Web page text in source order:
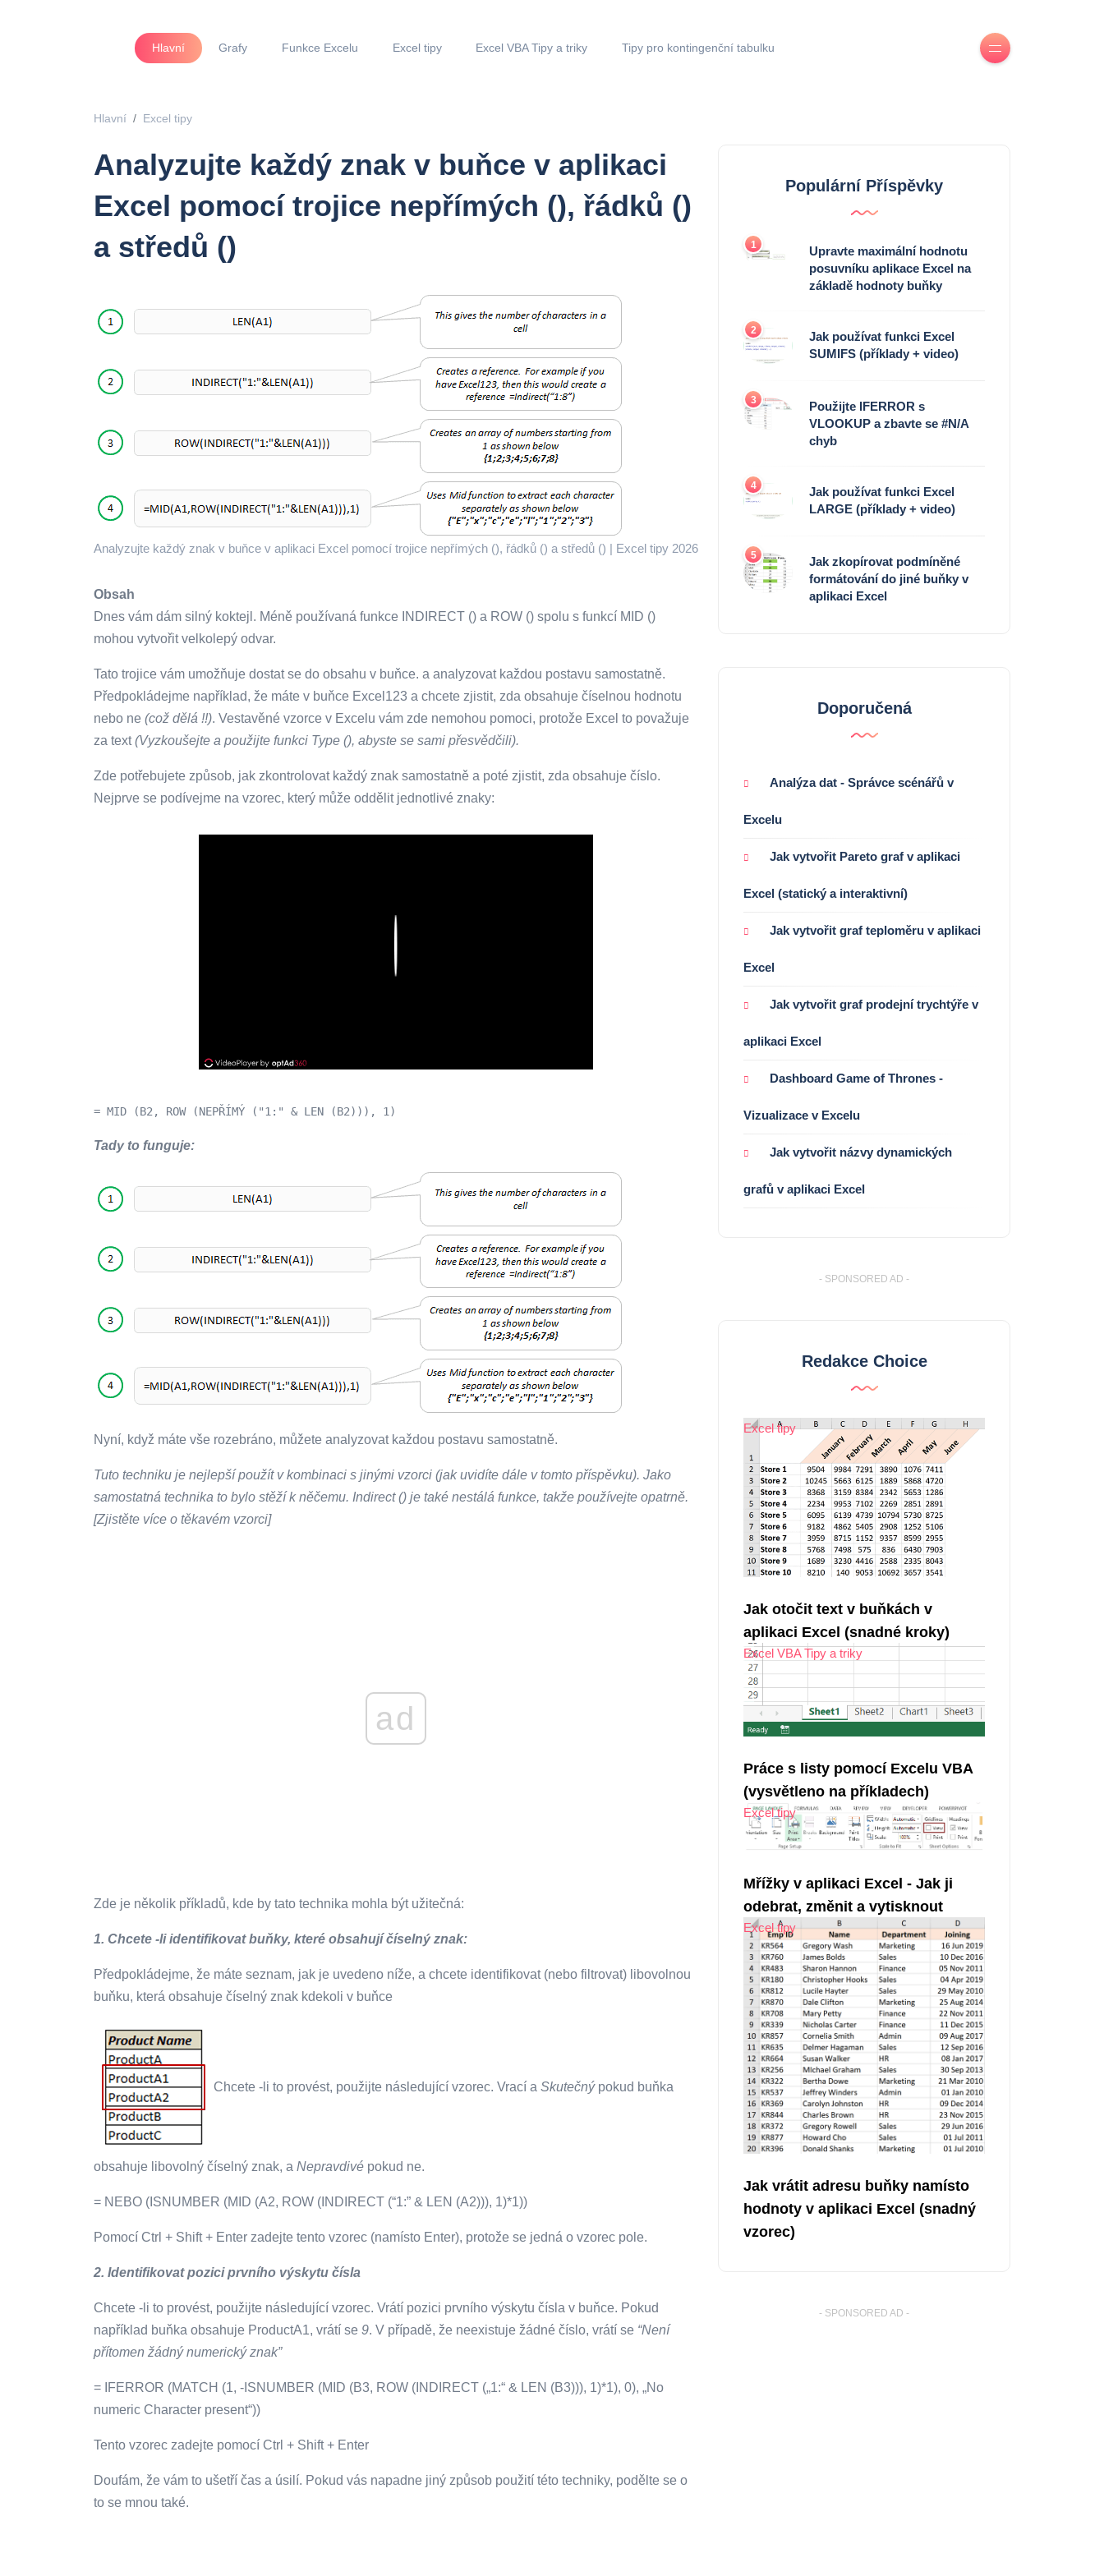
Hlavní Grafy Funkce Excelu Excel tipy Excel VBA Tipy a triky Tipy pro kontingenční tabulku
Hlavní Excel tipy
Analyzujte každý znak v buňce v aplikaci
Excel pomocí trojice nepřímých (), řádků ()
a středů ()
Analyzujte každý znak v buňce v aplikaci Excel pomocí trojice nepřímých (), řádků () a středů () | Excel tipy 2026
Obsah
Dnes vám dám silný koktejl. Méně používaná funkce INDIRECT () a ROW () spolu s funkcí MID ()
mohou vytvořit velkolepý odvar.
Tato trojice vám umožňuje dostat se do obsahu v buňce. a analyzovat každou postavu samostatně.
Předpokládejme například, že máte v buňce Excel123 a chcete zjistit, zda obsahuje číselnou hodnotu
nebo ne (což dělá !!). Vestavěné vzorce v Excelu vám zde nemohou pomoci, protože Excel to považuje
za text(Vyzkoušejte a použijte funkci Type (), abyste se sami přesvědčili).
Zde potřebujete způsob, jak zkontrolovat každý znak samostatně a poté zjistit, zda obsahuje číslo.
Nejprve se podívejme na vzorec, který může oddělit jednotlivé znaky:
= MID (B2, ROW (NEPŘÍMÝ ("1:" & LEN (B2))), 1)
Tady to funguje:
Nyní, když máte vše rozebráno, můžete analyzovat každou postavu samostatně.
Tuto techniku ​​je nejlepší použít v kombinaci s jinými vzorci (jak uvidíte dále v tomto příspěvku). Jako
samostatná technika to bylo stěží k něčemu. Indirect () je také nestálá funkce, takže používejte opatrně.
[Zjistěte více o těkavém vzorci]
ad
Zde je několik příkladů, kde by tato technika mohla být užitečná:
1. Chcete -li identifikovat buňky, které obsahují číselný znak:
Předpokládejme, že máte seznam, jak je uvedeno níže, a chcete identifikovat (nebo filtrovat) libovolnou
buňku, která obsahuje číselný znak kdekoli v buňce
Chcete -li to provést, použijte následující vzorec. Vrací a Skutečnýpokud buňka
obsahuje libovolný číselný znak, a Nepravdivé pokud ne.
= NEBO (ISNUMBER (MID (A2, ROW (INDIRECT (“1:” & LEN (A2))), 1)*1))
Pomocí Ctrl + Shift + Enter zadejte tento vzorec (namísto Enter), protože se jedná o vzorec pole.
2. Identifikovat pozici prvního výskytu čísla
Chcete -li to provést, použijte následující vzorec. Vrátí pozici prvního výskytu čísla v buňce. Pokud
například buňka obsahuje ProductA1, vrátí se 9. V případě, že neexistuje žádné číslo, vrátí se “Není
přítomen žádný numerický znak”
= IFERROR (MATCH (1, -ISNUMBER (MID (B3, ROW (INDIRECT („1:“ & LEN (B3))), 1)*1), 0), „No
numeric Character present“))
Tento vzorec zadejte pomocí Ctrl + Shift + Enter
Doufám, že vám to ušetří čas a úsilí. Pokud vás napadne jiný způsob použití této techniky, podělte se o
to se mnou také.
Populární Příspěvky
1
Upravte maximální hodnotu
posuvníku aplikace Excel na
základě hodnoty buňky
2
Jak používat funkci Excel
SUMIFS (příklady + video)
3
Použijte IFERROR s
VLOOKUP a zbavte se #N/A
chyb
4
Jak používat funkci Excel
LARGE (příklady + video)
5
Jak zkopírovat podmíněné
formátování do jiné buňky v
aplikaci Excel
Doporučená
Analýza dat - Správce scénářů v
Excelu
Jak vytvořit Pareto graf v aplikaci
Excel (statický a interaktivní)
Jak vytvořit graf teploměru v aplikaci
Excel
Jak vytvořit graf prodejní trychtýře v
aplikaci Excel
Dashboard Game of Thrones -
Vizualizace v Excelu
Jak vytvořit názvy dynamických
grafů v aplikaci Excel
- SPONSORED AD -
Redakce Choice
Excel tipy
Jak otočit text v buňkách v
aplikaci Excel (snadné kroky)
Excel VBA Tipy a triky
Práce s listy pomocí Excelu VBA
(vysvětleno na příkladech)
Excel tipy
Mřížky v aplikaci Excel - Jak ji
odebrat, změnit a vytisknout
Excel tipy
Jak vrátit adresu buňky namísto
hodnoty v aplikaci Excel (snadný
vzorec)
- SPONSORED AD -